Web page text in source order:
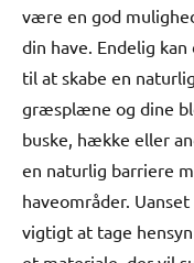
være en god
din have. Endelig
til at skabe en
græsplæne og dine
buske, hække eller
en naturlig barriere
haveområder.
vigtigt at tage